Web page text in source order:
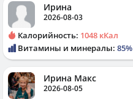
Ирина
2026-08-03
Калорийность: 1048 кКал
Витамины и минералы: 85%
Ирина Макс
2026-08-05